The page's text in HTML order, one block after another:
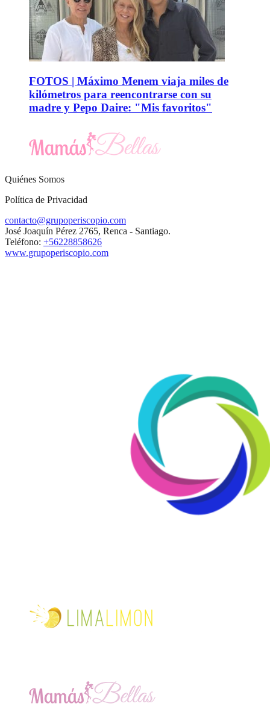
FOTOS | Máximo Menem viaja miles de
kilómetros para reencontrarse con su
madre y Pepo Daire: "Mis favoritos"
Quiénes Somos
Política de Privacidad
contacto@grupoperiscopio.com
José Joaquín Pérez 2765, Renca - Santiago.
Teléfono: +56228858626
www.grupoperiscopio.com